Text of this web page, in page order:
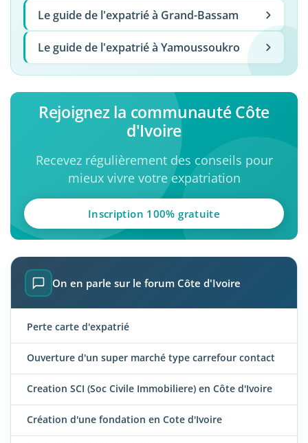
Le guide de l'expatrié à Grand-Bassam
Le guide de l'expatrié à Yamoussoukro
Rejoignez la communauté Côte
d'Ivoire
Recevez régulièrement des conseils pour
mieux vivre votre expatriation
Inscription 100% gratuite
On en parle sur le forum Côte d'Ivoire
Perte carte d'expatrié
Ouverture d'un super marché type carrefour contact
Creation SCI (Soc Civile Immobiliere) en Côte d'Ivoire
Création d'une fondation en Cote d'Ivoire